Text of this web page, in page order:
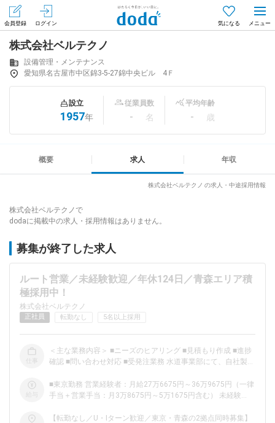
会員登録 ログイン 気になる
会員登録（無料）
はじめてdodaをご利用される方へ
求人を紹介してもらう
専門サイト
dodaチャットサポート
対応時間：10:00～22:00(日曜・年末年始を除く)
自動案内は24時間365日対応
dodaの使い方は？
今の仕事を続けるべき？
ヘルプ サイトマップ
株式会社ベルテクノ
設備管理・メンテナンス
愛知県名古屋市中区錦3-5-27錦中央ビル 4Ｆ
設立
1957年
従業員数
- 名
平均年齢
- 歳
概要 求人 年収
株式会社ベルテクノ の求人・中途採用情報
株式会社ベルテクノで
dodaに掲載中の求人・採用情報はありません。
募集が終了した求人
ルート営業／未経験歓迎／年休124日／青森エリア積
極採用中！
株式会社ベルテクノ
正社員 転勤なし 5名以上採用
＜主な業務内容＞ ■ニーズのヒアリング ■見積もり作成 ■進捗
確認 ■問い合わせ対応 ■受発注業務 水道事業部にて、自社製品
業を担当いただきます。 主な業務は既存取引先への定期訪問
（2～3カ月に1回）によるニーズ把握、見積作成、社内設計チ
です。 基本仕様は決まっているため、現場条件に応じた細部
■東京勤務 営業経験者：月給27万6675円～36万9675円（一律
手当＋営業手当：月3万8675円～5万1675円含む） 未経験
3万3800円～5万50円含む） ■青森勤務 営業経験者：月給26万
【転勤なし／U・Iターン歓迎／東京・青森の2拠点同時募集】